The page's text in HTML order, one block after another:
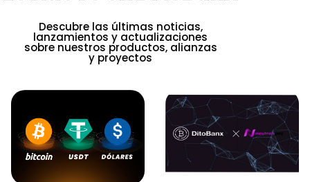
Descubre las últimas noticias,
lanzamientos y actualizaciones
sobre nuestros productos, alianzas
y proyectos